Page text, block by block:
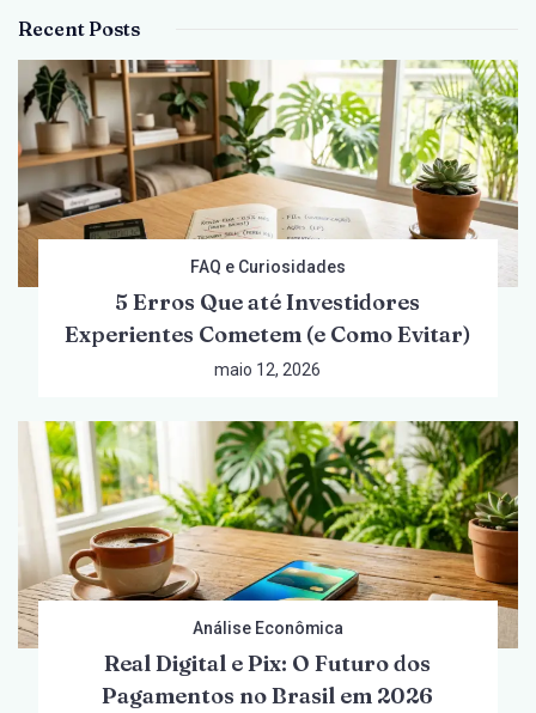
Recent Posts
FAQ e Curiosidades
5 Erros Que até Investidores
Experientes Cometem (e Como Evitar)
maio 12, 2026
Análise Econômica
Real Digital e Pix: O Futuro dos
Pagamentos no Brasil em 2026